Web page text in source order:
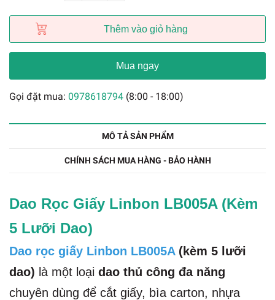
Thêm vào giỏ hàng
Mua ngay
Gọi đặt mua: 0978618794 (8:00 - 18:00)
MÔ TẢ SẢN PHẨM
CHÍNH SÁCH MUA HÀNG - BẢO HÀNH
Dao Rọc Giấy Linbon LB005A (Kèm
5 Lưỡi Dao)
Dao rọc giấy Linbon LB005A(kèm 5 lưỡi
dao) là một loại dao thủ công đa năng
chuyên dùng để cắt giấy, bìa carton, nhựa